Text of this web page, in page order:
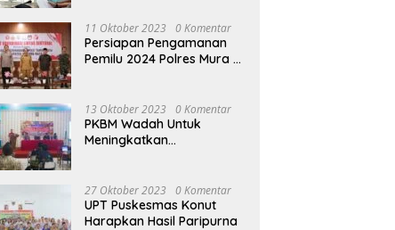
Perubahan 2023
11 Oktober 2023 0 Komentar
Persiapan Pengamanan
Pemilu 2024 Polres Mura
13 Oktober 2023 0 Komentar
PKBM Wadah Untuk
Meningkatkan
Dalam Bidang Ekonomi
27 Oktober 2023 0 Komentar
UPT Puskesmas Konut
Harapkan Hasil Paripurna